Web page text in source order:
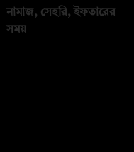
নামাজ, সেহরি, ইফতারের
সময়